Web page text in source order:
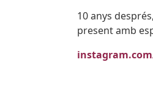
10 anys
present amb